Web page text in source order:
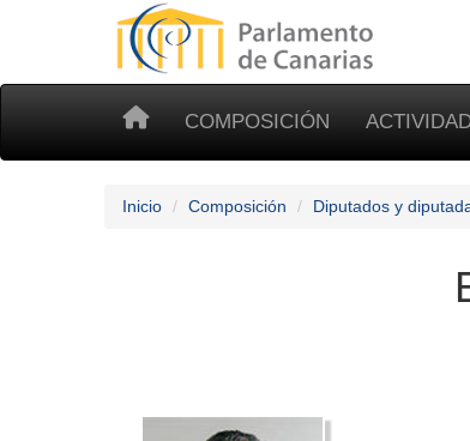
COMPOSICIÓN
Inicio Composición Diputados y